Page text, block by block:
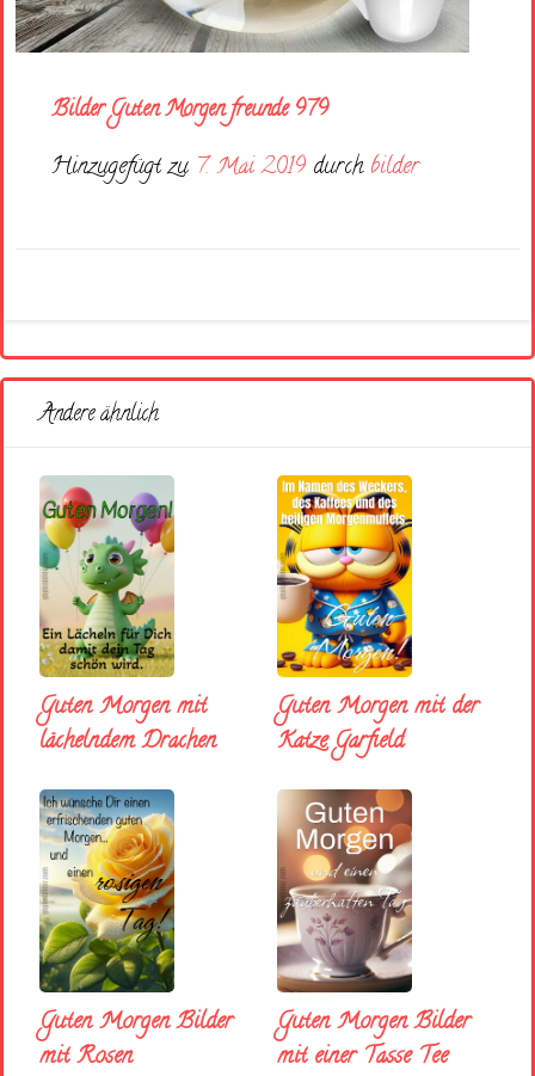
Bilder Guten Morgen freunde 979
Hinzugefügt zu 7. Mai 2019 durch bilder
Andere ähnlich
Guten Morgen mit
lächelndem Drachen
Guten Morgen mit der
Katze Garfield
Guten Morgen Bilder
mit Rosen
Guten Morgen Bilder
mit einer Tasse Tee